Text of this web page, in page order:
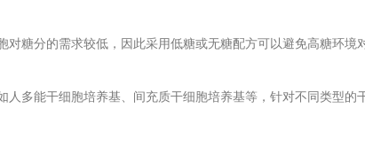
糖分的需求较低，因此采用低糖或无糖配方可以避免高糖环境
能干细胞培养基、间充质干细胞培养基等，针对不同类型的